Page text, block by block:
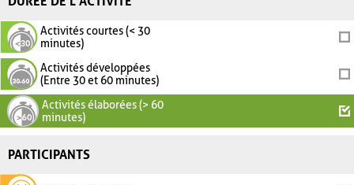
Activités courtes (< 30
minutes)
Activités développées
(Entre 30 et 60 minutes)
Activités élaborées (> 60
minutes)
PARTICIPANTS